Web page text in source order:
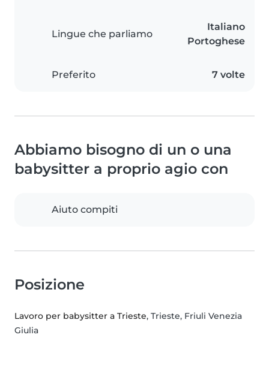
Lingue che parliamo
Italiano
Portoghese
Preferito 7 volte
Abbiamo bisogno di un o una
babysitter a proprio agio con
Aiuto compiti
Posizione
Lavoro per babysitter a Trieste, Trieste, Friuli Venezia
Giulia